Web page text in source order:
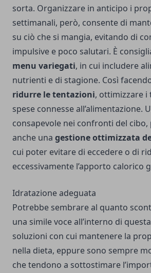
sorta. Organizzare in anticipo i
settimanali, però, consente di
su ciò che si mangia, evitando di
impulsive e poco salutari. È
menu variegati, in cui includere
nutrienti e di stagione. Così
ridurre le tentazioni, ottimizzare i
spese connesse all’alimentazione.
consapevole nei confronti del cibo,
anche una gestione ottimizzata
cui poter evitare di eccedere o di
eccessivamente l’apporto calorico
Idratazione adeguata
Potrebbe sembrare al quanto
una simile voce all’interno di
soluzioni con cui mantenere la
nella dieta, eppure sono sempre
che tendono a sottostimare